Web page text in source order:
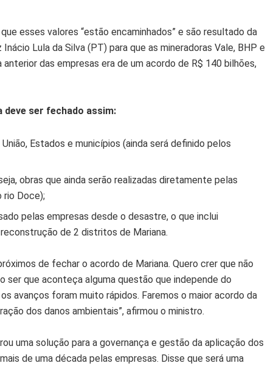
esses valores “estão encaminhados” e são resultado da
Lula da Silva (PT) para que as mineradoras Vale, BHP e
das empresas era de um acordo de R$ 140 bilhões,
deve ser fechado assim:
Estados e municípios (ainda será definido pelos
obras que ainda serão realizadas diretamente pelas
rio Doce);
pelas empresas desde o desastre, o que inclui
de 2 distritos de Mariana.
de fechar o acordo de Mariana. Quero crer que não
ser que aconteça alguma questão que independe do
avanços foram muito rápidos. Faremos o maior acordo da
dos danos ambientais”, afirmou o ministro.
uma solução para a governança e gestão da aplicação dos
de uma década pelas empresas. Disse que será uma